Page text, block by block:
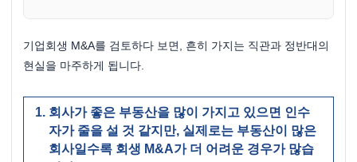
기업회생 M&A를 검토하다 보면, 흔히 가지는 직관과 정반대의
현실을 마주하게 됩니다.
회사가 좋은 부동산을 많이 가지고 있으면 인수
자가 줄을 설 것 같지만, 실제로는 부동산이 많은
회사일수록 회생 M&A가 더 어려운 경우가 많습